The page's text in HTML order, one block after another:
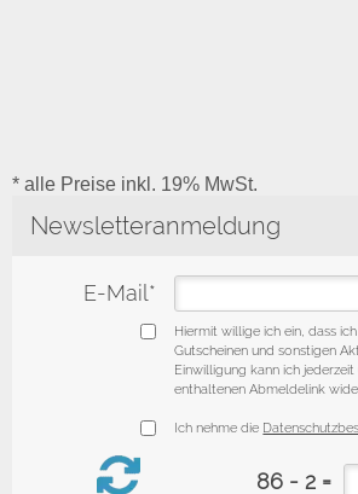
* alle Preise inkl. 19% MwSt.